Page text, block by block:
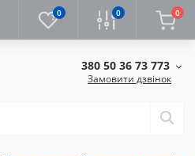
0 0 0
380 50 36 73 773
Замовити дзвінок